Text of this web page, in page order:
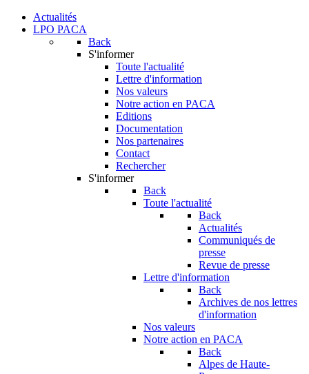
Actualités
LPO PACA
Back
S'informer
Toute l'actualité
Lettre d'information
Nos valeurs
Notre action en PACA
Editions
Documentation
Nos partenaires
Contact
Rechercher
S'informer
Back
Toute l'actualité
Back
Actualités
Communiqués de
presse
Revue de presse
Lettre d'information
Back
Archives de nos lettres
d'information
Nos valeurs
Notre action en PACA
Back
Alpes de Haute-